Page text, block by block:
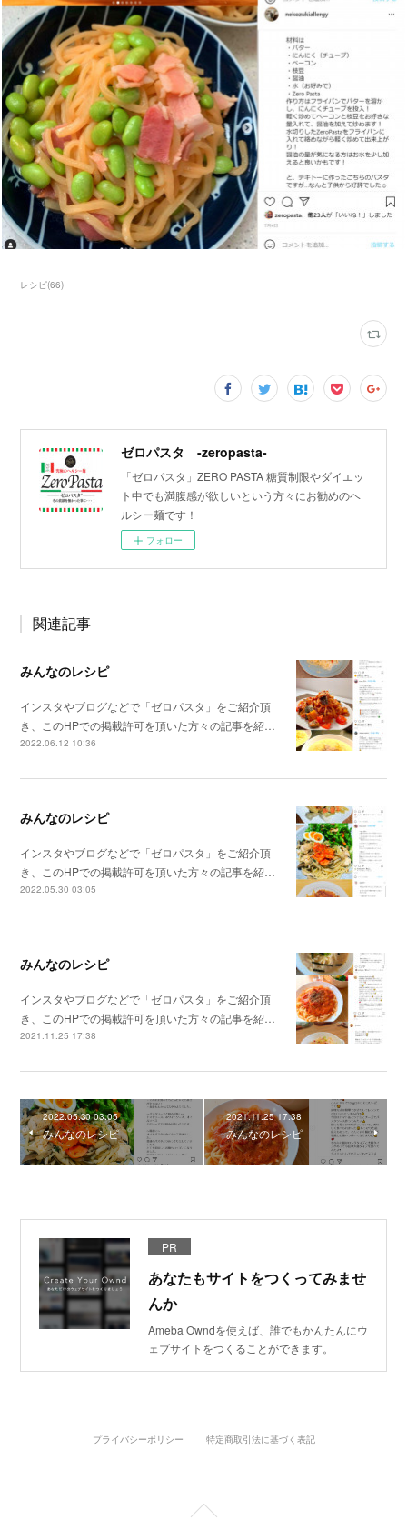
レシピ(66)
ゼロパスタ -zeropasta-
「ゼロパスタ」ZERO PASTA 糖質制限やダイエッ
ト中でも満腹感が欲しいという方々にお勧めのヘ
ルシー麺です！
フォロー
関連記事
みんなのレシピ
インスタやブログなどで「ゼロパスタ」をご紹介頂
き、このHPでの掲載許可を頂いた方々の記事を紹…
2022.06.12 10:36
みんなのレシピ
インスタやブログなどで「ゼロパスタ」をご紹介頂
き、このHPでの掲載許可を頂いた方々の記事を紹…
2022.05.30 03:05
みんなのレシピ
インスタやブログなどで「ゼロパスタ」をご紹介頂
き、このHPでの掲載許可を頂いた方々の記事を紹…
2021.11.25 17:38
2022.05.30 03:05
みんなのレシピ
2021.11.25 17:38
みんなのレシピ
PR
あなたもサイトをつくってみませ
んか
Ameba Owndを使えば、誰でもかんたんにウ
ェブサイトをつくることができます。
プライバシーポリシー 特定商取引法に基づく表記